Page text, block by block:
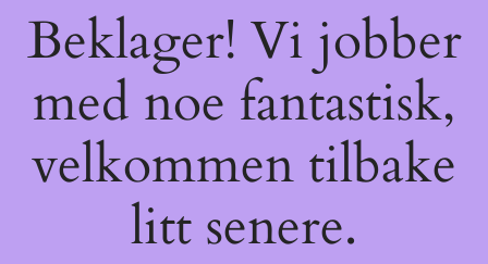
Beklager! Vi jobber
med noe fantastisk,
velkommen tilbake
litt senere.